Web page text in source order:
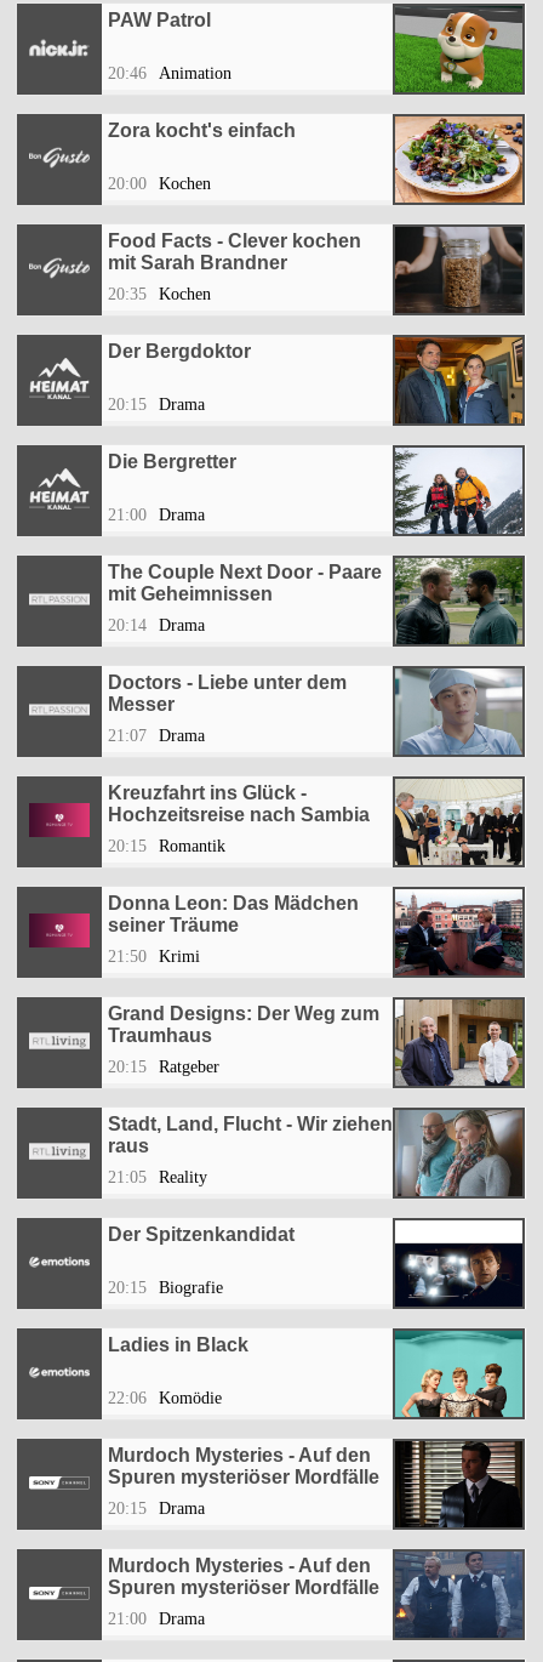
PAW Patrol
20:46 Animation
Zora kocht's einfach
20:00 Kochen
Food Facts - Clever kochen
mit Sarah Brandner
20:35 Kochen
Der Bergdoktor
20:15 Drama
Die Bergretter
21:00 Drama
The Couple Next Door - Paare
mit Geheimnissen
20:14 Drama
Doctors - Liebe unter dem
Messer
21:07 Drama
Kreuzfahrt ins Glück -
Hochzeitsreise nach Sambia
20:15 Romantik
Donna Leon: Das Mädchen
seiner Träume
21:50 Krimi
Grand Designs: Der Weg zum
Traumhaus
20:15 Ratgeber
Stadt, Land, Flucht - Wir ziehen
raus
21:05 Reality
Der Spitzenkandidat
20:15 Biografie
Ladies in Black
22:06 Komödie
Murdoch Mysteries - Auf den
Spuren mysteriöser Mordfälle
20:15 Drama
Murdoch Mysteries - Auf den
Spuren mysteriöser Mordfälle
21:00 Drama